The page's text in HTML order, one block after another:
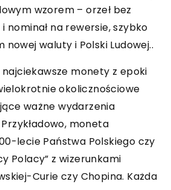
wzorem – orzeł bez
nominał na rewersie, szybko
nowej waluty i Polski Ludowej..
najciekawsze monety z epoki
okolicznościowe
ważne wydarzenia
moneta
lecie Państwa Polskiego czy
Polacy” z wizerunkami
Curie czy Chopina. Każda